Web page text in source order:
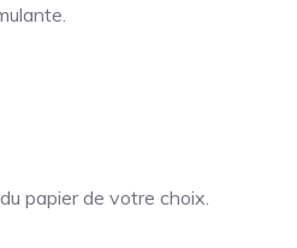
papier de votre choix.